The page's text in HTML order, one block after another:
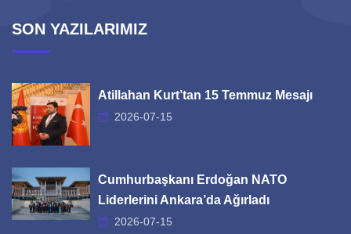
SON YAZILARIMIZ
Atillahan Kurt’tan 15 Temmuz Mesajı
2026-07-15
Cumhurbaşkanı Erdoğan NATO
Liderlerini Ankara’da Ağırladı
2026-07-15